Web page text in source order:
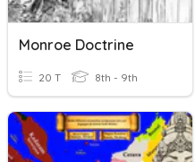
Monroe Doctrine
20 T 8th - 9th